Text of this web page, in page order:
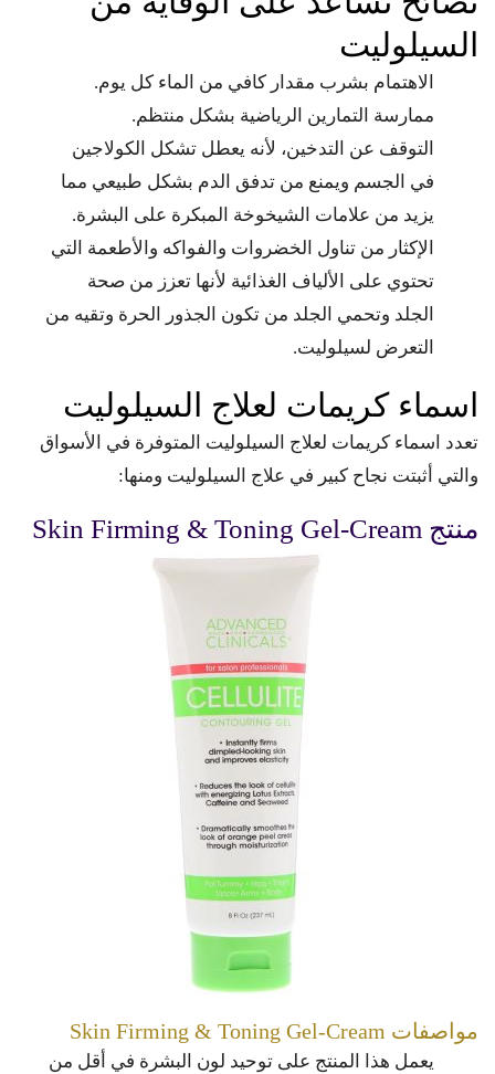
السيلوليت
الاهتمام بشرب مقدار كافي من الماء كل يوم.
ممارسة التمارين الرياضية بشكل منتظم.
التوقف عن التدخين، لأنه يعطل تشكل الكولاجين
في الجسم ويمنع من تدفق الدم بشكل طبيعي مما
يزيد من علامات الشيخوخة المبكرة على البشرة.
الإكثار من تناول الخضروات والفواكه والأطعمة التي
تحتوي على الألياف الغذائية لأنها تعزز من صحة
الجلد وتحمي الجلد من تكون الجذور الحرة وتقيه من
التعرض لسيلوليت.
اسماء كريمات لعلاج السيلوليت
تعدد اسماء كريمات لعلاج السيلوليت المتوفرة في الأسواق
والتي أثبتت نجاح كبير في علاج السيلوليت ومنها:
منتج Skin Firming & Toning Gel-Cream
مواصفات Skin Firming & Toning Gel-Cream
يعمل هذا المنتج على توحيد لون البشرة في أقل من